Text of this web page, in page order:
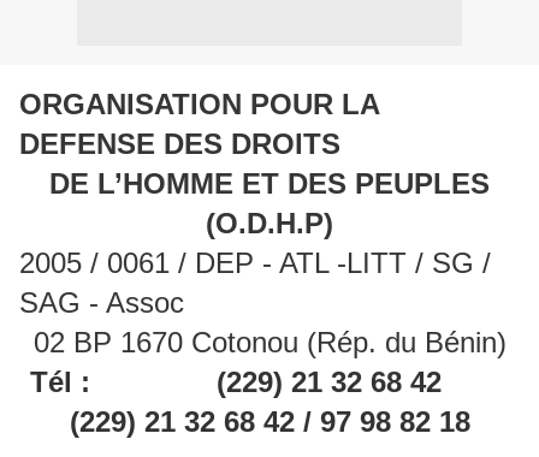
ORGANISATION POUR LA
DEFENSE DES DROITS
DE L’HOMME ET DES PEUPLES
(O.D.H.P)
2005 / 0061 / DEP - ATL -LITT / SG /
SAG - Assoc
02 BP 1670 Cotonou (Rép. du Bénin)
Tél : (229) 21 32 68 42
(229) 21 32 68 42 / 97 98 82 18